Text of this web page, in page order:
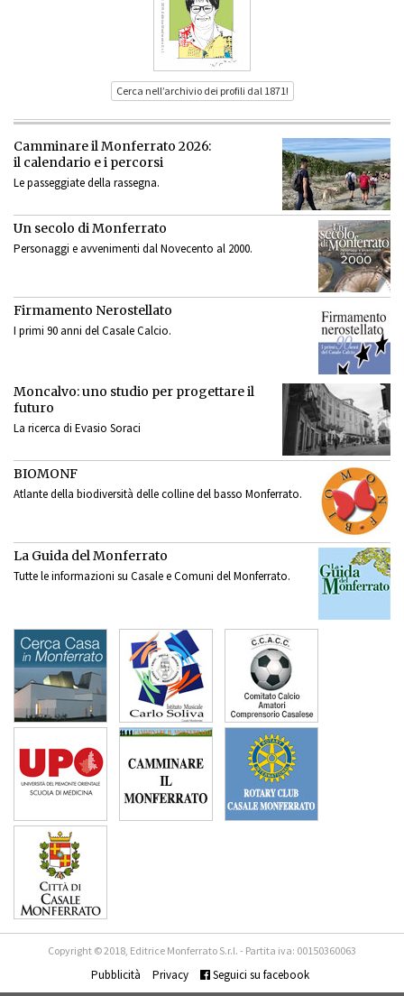
Cerca nell’archivio dei profili dal 1871!
Camminare il Monferrato 2026:
il calendario e i percorsi
Le passeggiate della rassegna.
Un secolo di Monferrato
Personaggi e avvenimenti dal Novecento al 2000.
Firmamento Nerostellato
I primi 90 anni del Casale Calcio.
Moncalvo: uno studio per progettare il
futuro
La ricerca di Evasio Soraci
BIOMONF
Atlante della biodiversità delle colline del basso Monferrato.
La Guida del Monferrato
Tutte le informazioni su Casale e Comuni del Monferrato.
Copyright © 2018, Editrice Monferrato S.r.l. - Partita iva: 00150360063
Pubblicità Privacy Seguici su facebook